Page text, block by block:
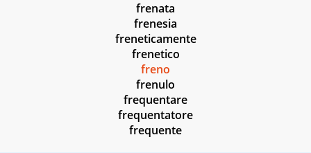
frenata
frenesia
freneticamente
frenetico
freno
frenulo
frequentare
frequentatore
frequente